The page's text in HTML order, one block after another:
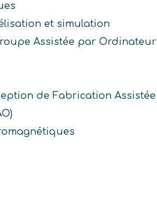
et simulation
Assistée par Ordinateur
de Fabrication Assistée